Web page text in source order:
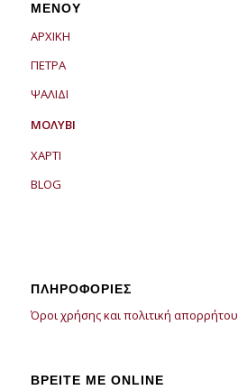
ΜΕΝΟΎ
ΑΡΧΙΚΗ
ΠΕΤΡΑ
ΨΑΛΙΔΙ
ΜΟΛΥΒΙ
ΧΑΡΤΙ
BLOG
ΠΛΗΡΟΦΟΡΊΕΣ
Όροι χρήσης και πολιτική απορρήτου
ΒΡΕΊΤΕ ΜΕ ONLINE